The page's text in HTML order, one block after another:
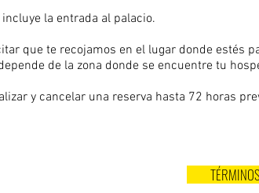
incluye la entrada al palacio.
que te recojamos en el lugar donde estés
de la zona donde se encuentre tu
y cancelar una reserva hasta 72 horas